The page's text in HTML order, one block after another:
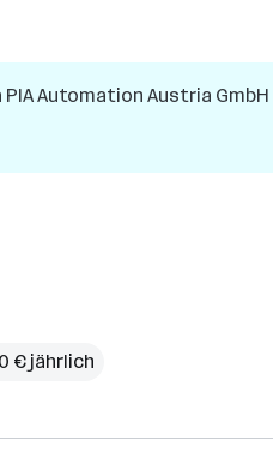
PIA Automation Austria GmbH
€ jährlich